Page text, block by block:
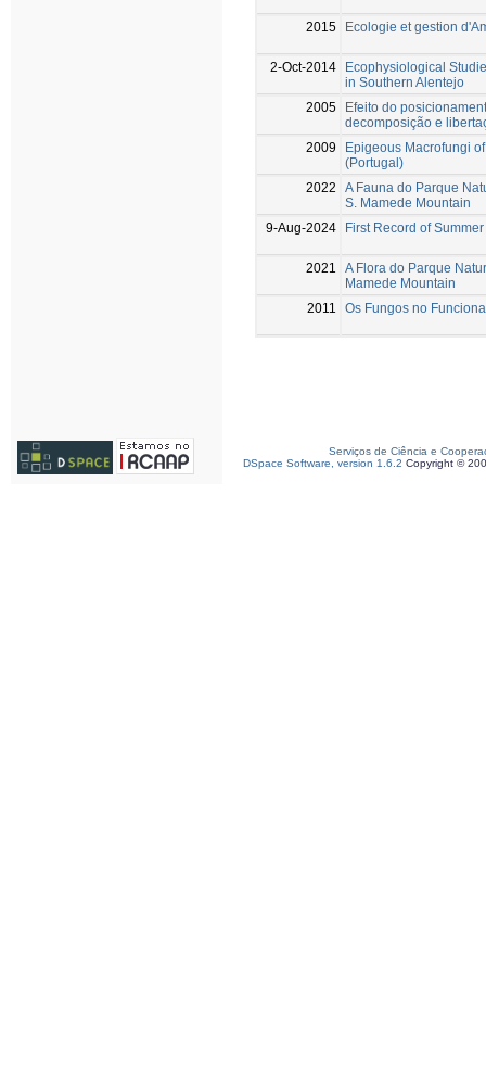
2015 Ecologie et gestion
2-Oct-2014
Ecophysiological
in Southern Alentejo
2005
Efeito do
decomposição e
2009
Epigeous Macrofungi
(Portugal)
2022
A Fauna do Parque
S. Mamede Mountain
9-Aug-2024
First Record of
2021
A Flora do Parque
Mamede Mountain
2011
Os Fungos no
Serviços de Ciência e
DSpace Software, version 1.6.2 Copyright ©